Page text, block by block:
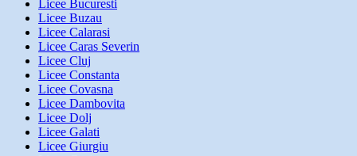
Licee Bucuresti
Licee Buzau
Licee Calarasi
Licee Caras Severin
Licee Cluj
Licee Constanta
Licee Covasna
Licee Dambovita
Licee Dolj
Licee Galati
Licee Giurgiu